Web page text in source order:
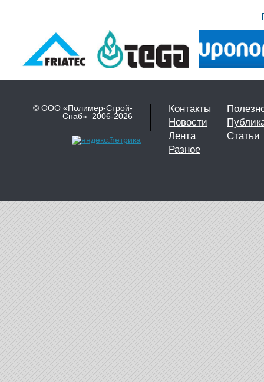
© ООО «Полимер-Строй-
Снаб» 2006-2026
Контакты
Новости
Лента
Статьи
Разное